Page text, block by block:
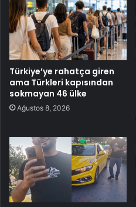
Türkiye’ye rahatça giren
ama Türkleri kapısından
sokmayan 46 ülke
Ağustos 8, 2026